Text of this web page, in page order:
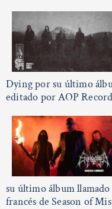
Dying por su último
editado por AOP
su último álbum
francés de Season of